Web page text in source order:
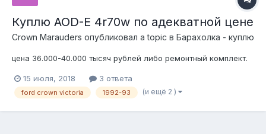
Куплю AOD-E 4r70w по адекватной цене
Crown Marauders опубликовал a topic в Барахолка - куплю
цена 36.000-40.000 тысяч рублей либо ремонтный комплект.
15 июля, 2018 3 ответа
ford crown victoria 1992-93 (и ещё 2 )